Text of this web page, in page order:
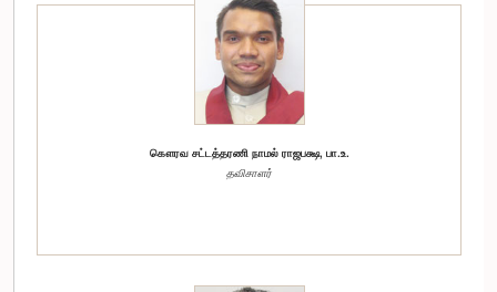
கௌரவ சட்டத்தரணி நாமல் ராஜபக்ஷ, பா.உ.
தவிசாளர்